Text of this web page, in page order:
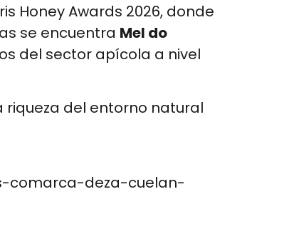
Honey Awards 2026, donde
se encuentra Mel do
del sector apícola a nivel
del entorno natural
comarca-deza-cuelan-